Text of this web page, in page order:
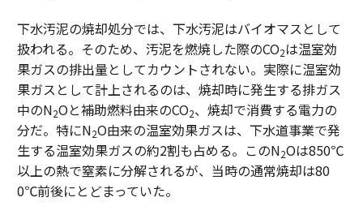
下水汚泥の焼却処分では、下水汚泥はバイオマスとして
扱われる。そのため、汚泥を燃焼した際のCO2は温室効
果ガスの排出量としてカウントされない。実際に温室効
果ガスとして計上されるのは、焼却時に発生する排ガス
中のN2Oと補助燃料由来のCO2、焼却で消費する電力の
分だ。特にN2O由来の温室効果ガスは、下水道事業で発
生する温室効果ガスの約2割も占める。このN2Oは850℃
以上の熱で窒素に分解されるが、当時の通常焼却は80
0℃前後にとどまっていた。